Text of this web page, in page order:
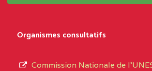
type
Organismes consultatifs
Commission Nationale de